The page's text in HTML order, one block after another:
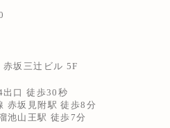
坂三辻ビル 5F
出口 徒歩30秒
赤坂見附駅 徒歩8分
池山王駅 徒歩7分